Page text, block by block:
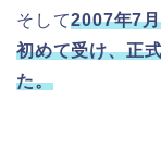
そして2007年7
初めて受け、正
た。